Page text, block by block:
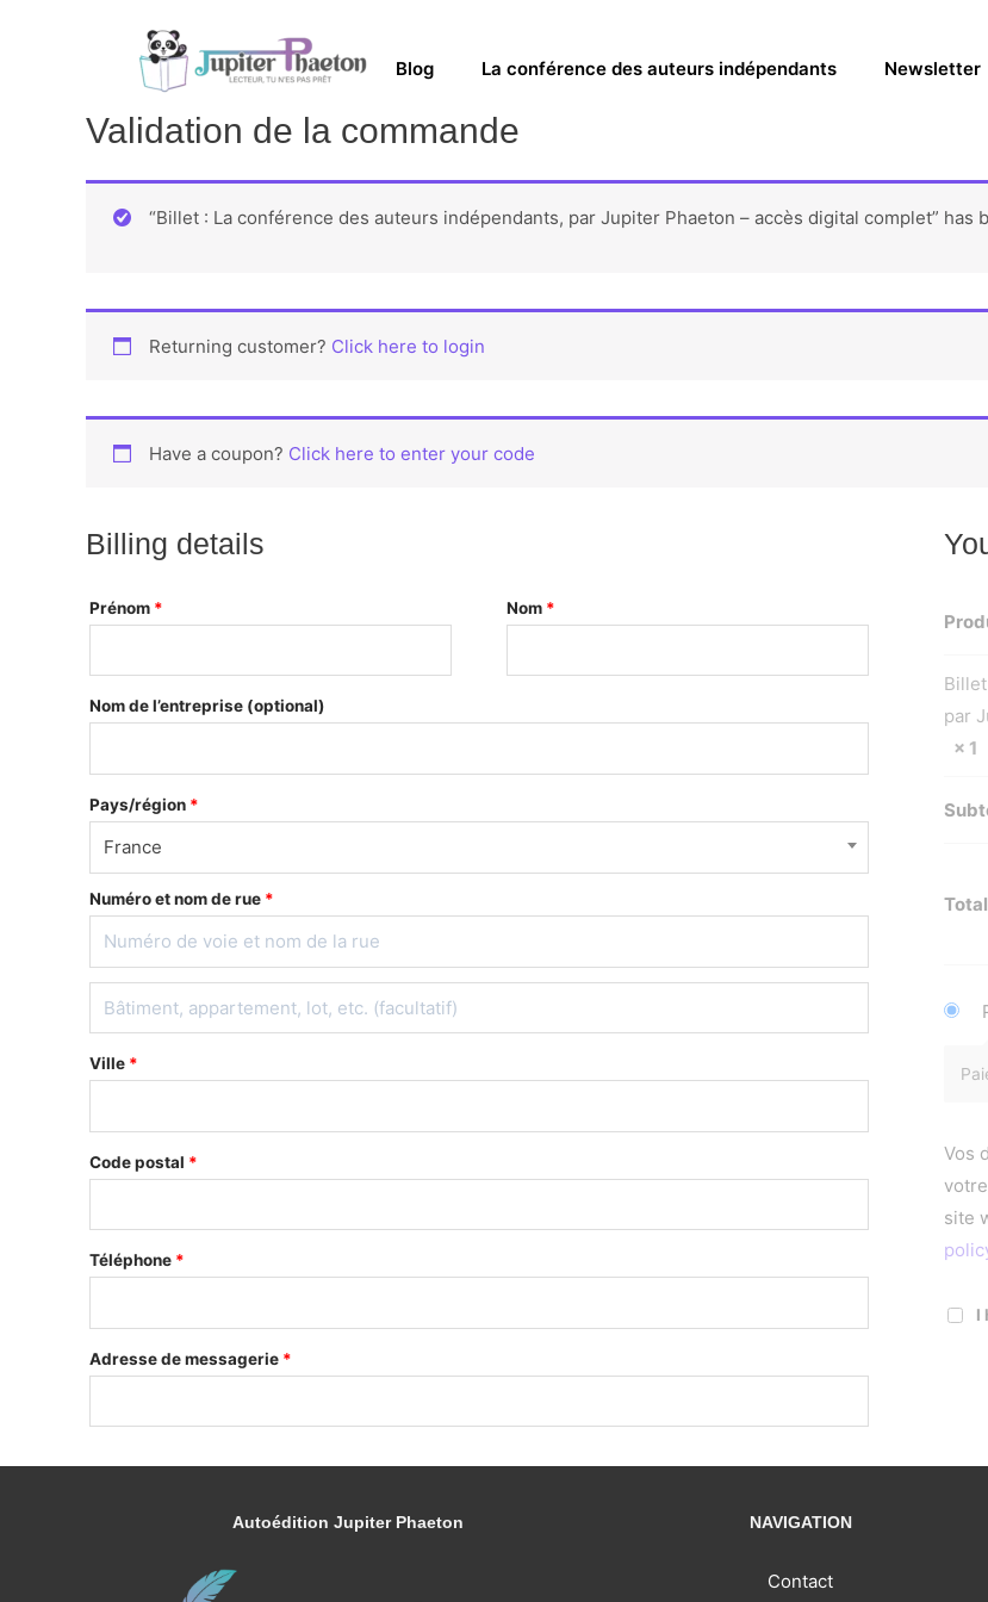
Blog La conférence des auteurs indépendants Newsletter
Validation de la commande
“Billet : La conférence des auteurs indépendants, par Jupiter Phaeton – accès digital complet” has
Returning customer? Click here to login
Have a coupon? Click here to enter your code
Billing details
Prénom * Nom *
Nom de l’entreprise (optional)
Pays/région *
France
Numéro et nom de rue *
Ville *
Code postal *
Téléphone *
Adresse de messagerie *
par
× 1
Total
Vos
site
I
Autoédition Jupiter Phaeton NAVIGATION
Contact